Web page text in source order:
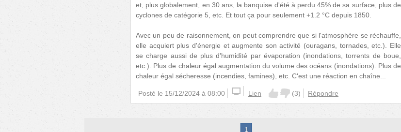
et, plus globalement, en 30 ans, la banquise d'été à perdu 45% de sa surface, plus de
cyclones de catégorie 5, etc. Et tout ça pour seulement +1.2 °C depuis 1850.
Avec un peu de raisonnement, on peut comprendre que si l'atmosphère se réchauffe,
elle acquiert plus d'énergie et augmente son activité (ouragans, tornades, etc.). Elle
se charge aussi de plus d'humidité par évaporation (inondations, torrents de boue,
etc.). Plus de chaleur égal augmentation du volume des océans (inondations). Plus de
chaleur égal sécheresse (incendies, famines), etc. C'est une réaction en chaîne...
Posté le 15/12/2024 à 08:00 Lien (3) Répondre
1